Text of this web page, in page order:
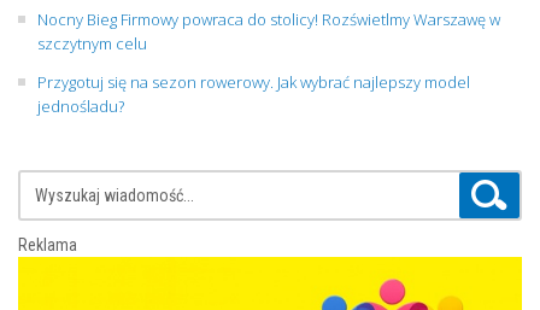
Nocny Bieg Firmowy powraca do stolicy! Rozświetlmy Warszawę w
szczytnym celu
Przygotuj się na sezon rowerowy. Jak wybrać najlepszy model
jednośladu?
Reklama